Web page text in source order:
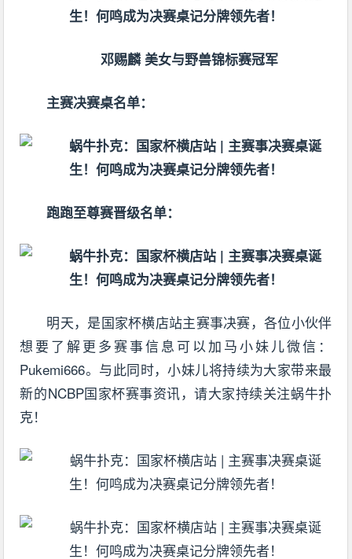
邓赐麟 美女与野兽锦标赛冠军
主赛决赛桌名单：
跑跑至尊赛晋级名单：
明天，是国家杯横店站主赛事决赛，各位小伙伴
想要了解更多赛事信息可以加马小妹儿微信：
Pukemi666。与此同时，小妹儿将持续为大家带来最
新的NCBP国家杯赛事资讯，请大家持续关注蜗牛扑
克！